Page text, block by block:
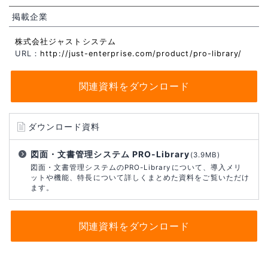
掲載企業
株式会社ジャストシステム
URL： http://just-enterprise.com/product/pro-library/
関連資料をダウンロード
ダウンロード資料
図面・文書管理システム PRO-Library (3.9MB)
図面・文書管理システムのPRO-Libraryについて、導入メリ
ットや機能、特長について詳しくまとめた資料をご覧いただけ
ます。
関連資料をダウンロード